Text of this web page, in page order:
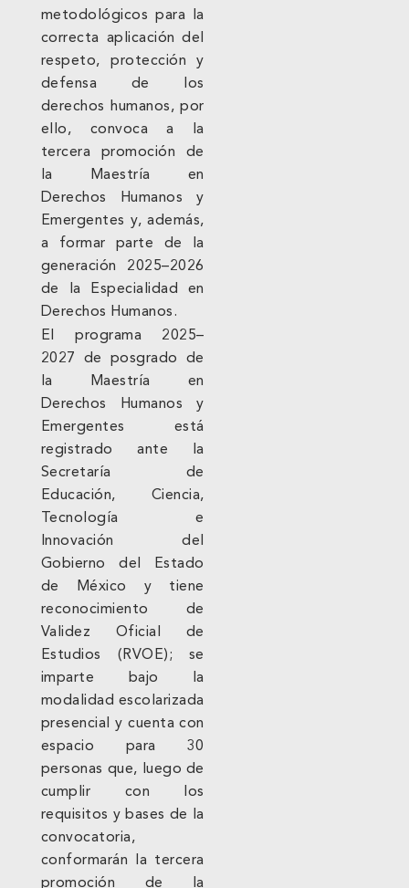
metodológicos para la
correcta aplicación del
respeto, protección y
defensa de los
derechos humanos, por
ello, convoca a la
tercera promoción de
la Maestría en
Derechos Humanos y
Emergentes y, además,
a formar parte de la
generación 2025–2026
de la Especialidad en
Derechos Humanos.
El programa 2025–
2027 de posgrado de
la Maestría en
Derechos Humanos y
Emergentes está
registrado ante la
Secretaría de
Educación, Ciencia,
Tecnología e
Innovación del
Gobierno del Estado
de México y tiene
reconocimiento de
Validez Oficial de
Estudios (RVOE); se
imparte bajo la
modalidad escolarizada
presencial y cuenta con
espacio para 30
personas que, luego de
cumplir con los
requisitos y bases de la
convocatoria,
conformarán la tercera
promoción de la